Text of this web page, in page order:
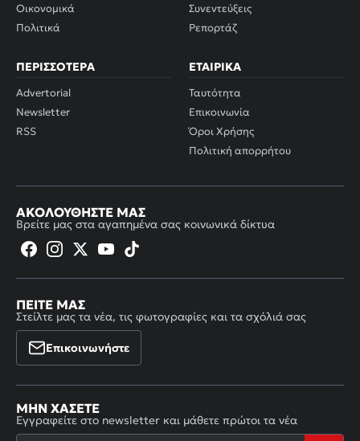
Οικονομικά
Πολιτικά
Συνεντεύξεις
Ρεπορτάζ
ΠΕΡΙΣΣΌΤΕΡΑ
Advertorial
Newsletter
RSS
ΕΤΑΙΡΙΚΆ
Ταυτότητα
Επικοινωνία
Όροι Χρήσης
Πολιτική απορρήτου
ΑΚΟΛΟΥΘΉΣΤΕ ΜΑΣ
Βρείτε μας στα αγαπημένα σας κοινωνικά δίκτυα
ΠΕΊΤΕ ΜΑΣ
Στείλτε μας τα νέα, τις φωτογραφίες και τα σχόλιά σας
Επικοινωνήστε
ΜΗΝ ΧΆΣΕΤΕ
Εγγραφείτε στο newsletter και μάθετε πρώτοι τα νέα